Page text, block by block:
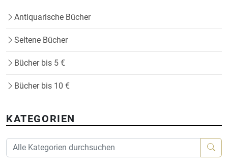
Antiquarische Bücher
Seltene Bücher
Bücher bis 5 €
Bücher bis 10 €
KATEGORIEN